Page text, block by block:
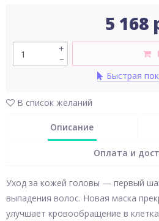
5 168
–
+
Быстрая
В список желаний
Описание
Оплата и
Уход за кожей головы — первый
выпадения волос. Новая маска
улучшает кровообращение в